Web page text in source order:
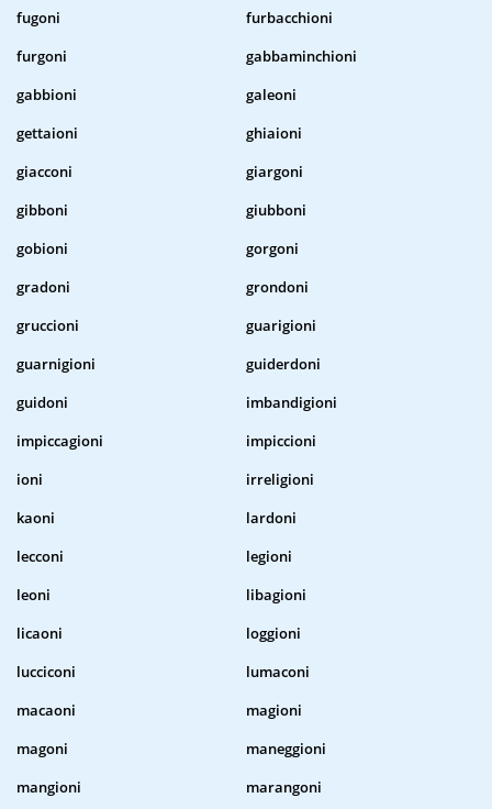
fugoni
furbacchioni
furgoni
gabbaminchioni
gabbioni
galeoni
gettaioni
ghiaioni
giacconi
giargoni
gibboni
giubboni
gobioni
gorgoni
gradoni
grondoni
gruccioni
guarigioni
guarnigioni
guiderdoni
guidoni
imbandigioni
impiccagioni
impiccioni
ioni
irreligioni
kaoni
lardoni
lecconi
legioni
leoni
libagioni
licaoni
loggioni
lucciconi
lumaconi
macaoni
magioni
magoni
maneggioni
mangioni
marangoni